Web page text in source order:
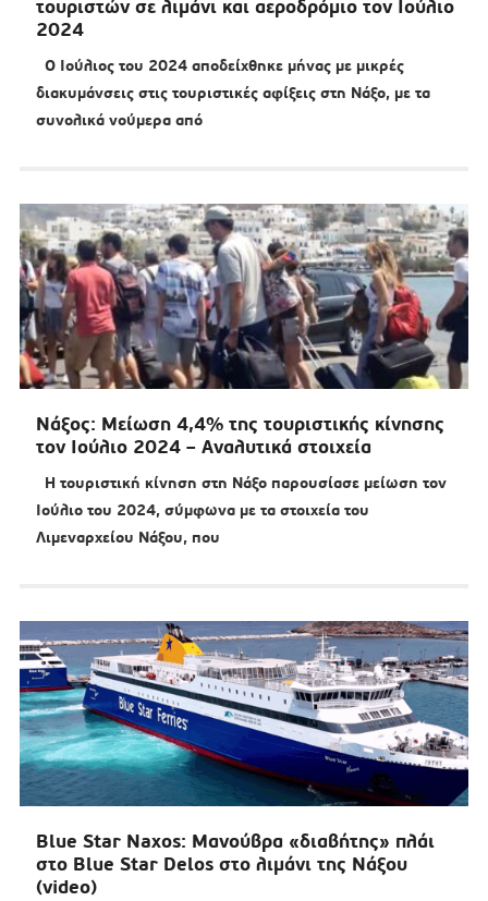
τουριστών σε λιμάνι και αεροδρόμιο τον Ιούλιο
2024
Ο Ιούλιος του 2024 αποδείχθηκε μήνας με μικρές
διακυμάνσεις στις τουριστικές αφίξεις στη Νάξο, με τα
συνολικά νούμερα από
Νάξος: Μείωση 4,4% της τουριστικής κίνησης
τον Ιούλιο 2024 – Αναλυτικά στοιχεία
Η τουριστική κίνηση στη Νάξο παρουσίασε μείωση τον
Ιούλιο του 2024, σύμφωνα με τα στοιχεία του
Λιμεναρχείου Νάξου, που
Blue Star Naxos: Μανούβρα «διαβήτης» πλάι
στο Blue Star Delos στο λιμάνι της Νάξου
(video)